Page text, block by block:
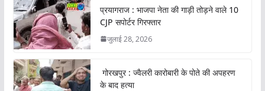
प्रयागराज : भाजपा नेता की गाड़ी तोड़ने वाले 10
CJP सपोर्टर गिरफ्तार
जुलाई 28, 2026
गोरखपुर : ज्वैलरी कारोबारी के पोते की अपहरण
के बाद हत्या